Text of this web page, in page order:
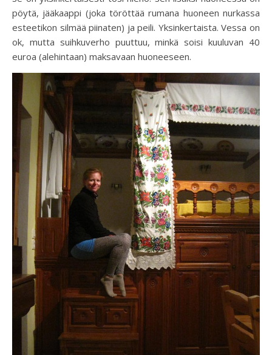
pöytä, jääkaappi (joka töröttää rumana huoneen nurkassa
esteetikon silmää piinaten) ja peili. Yksinkertaista. Vessa on
ok, mutta suihkuverho puuttuu, minkä soisi kuuluvan 40
euroa (alehintaan) maksavaan huoneeseen.